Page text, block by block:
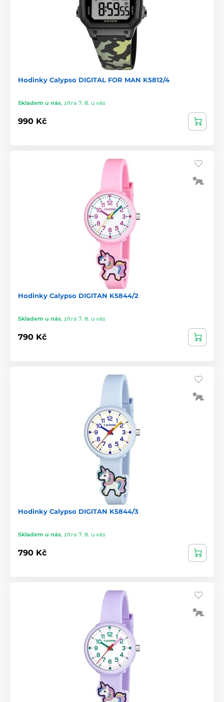
Hodinky Calypso DIGITAL FOR MAN K5812/4
Skladem u nás, zítra 7. 8. u vás
990 Kč
Hodinky Calypso DIGITAN K5844/2
Skladem u nás, zítra 7. 8. u vás
790 Kč
Hodinky Calypso DIGITAN K5844/3
Skladem u nás, zítra 7. 8. u vás
790 Kč